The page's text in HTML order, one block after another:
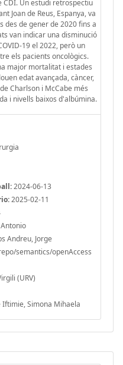
CDI. Un estudi retrospectiu
Joan de Reus, Espanya, va
des de gener de 2020 fins a
van indicar una disminució
19 el 2022, però un
els pacients oncològics.
major mortalitat i estades
edat avançada, càncer,
Charlson i McCabe més
i nivells baixos d'albúmina.
2024-06-13
2025-02-11
Andreu, Jorge
semantics/openAccess
(URV)
Simona Mihaela